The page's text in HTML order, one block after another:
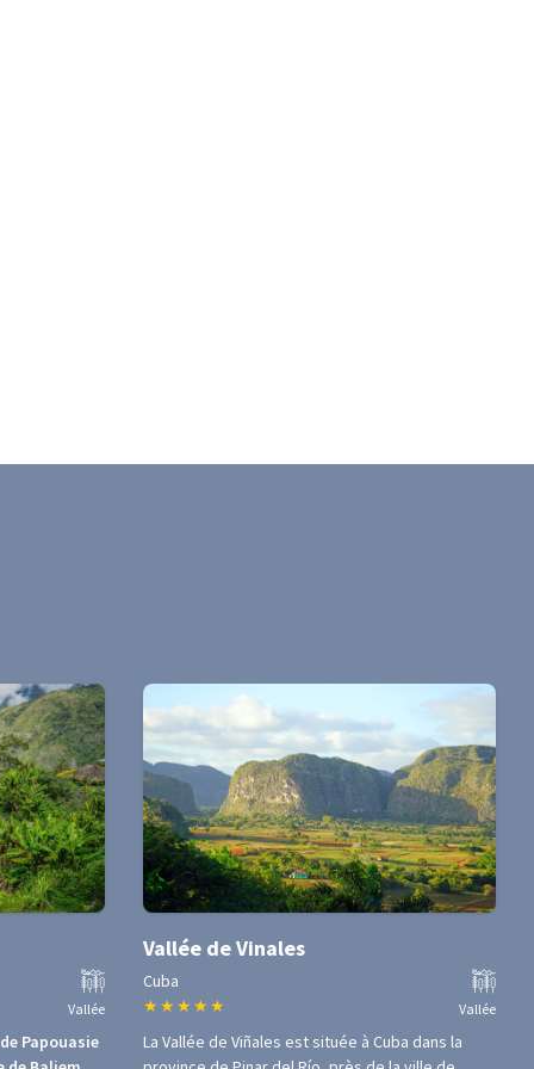
Vallée
Papouasie
Vallée de Vinales
Cuba
★ ★ ★ ★ ★ Vallée
La Vallée de Viñales est située à Cuba dans la